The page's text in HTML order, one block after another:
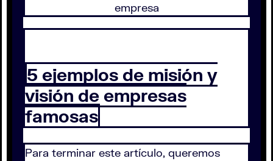
empresa
5 ejemplos de misión y
visión de empresas
famosas
Para terminar este artículo, queremos